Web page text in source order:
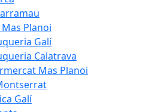
Mas Planoi
Galí
Calatrava
Mas Planoi
Galí